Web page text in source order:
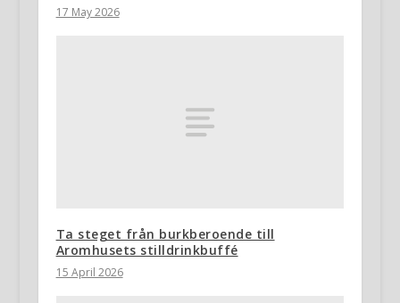
17 May 2026
Ta steget från burkberoende till
Aromhusets stilldrinkbuffé
15 April 2026